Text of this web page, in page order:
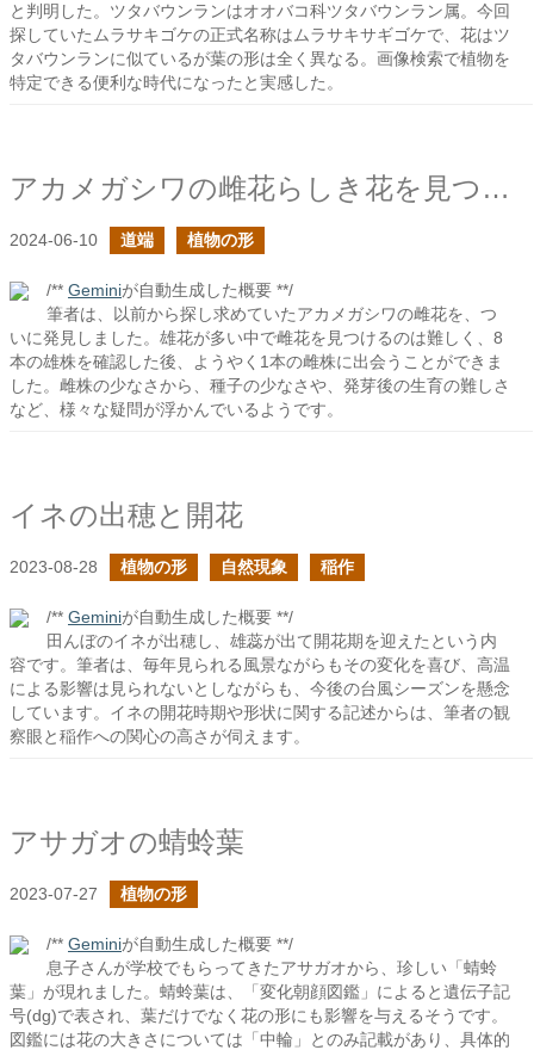
と判明した。ツタバウンランはオオバコ科ツタバウンラン属。今回
探していたムラサキゴケの正式名称はムラサキサギゴケで、花はツ
タバウンランに似ているが葉の形は全く異なる。画像検索で植物を
特定できる便利な時代になったと実感した。
アカメガシワの雌花らしき花を見つけた
2024-06-10 道端 植物の形
/** Geminiが自動生成した概要 **/
筆者は、以前から探し求めていたアカメガシワの雌花を、つ
いに発見しました。雄花が多い中で雌花を見つけるのは難しく、8
本の雄株を確認した後、ようやく1本の雌株に出会うことができま
した。雌株の少なさから、種子の少なさや、発芽後の生育の難しさ
など、様々な疑問が浮かんでいるようです。
イネの出穂と開花
2023-08-28 植物の形 自然現象 稲作
/** Geminiが自動生成した概要 **/
田んぼのイネが出穂し、雄蕊が出て開花期を迎えたという内
容です。筆者は、毎年見られる風景ながらもその変化を喜び、高温
による影響は見られないとしながらも、今後の台風シーズンを懸念
しています。イネの開花時期や形状に関する記述からは、筆者の観
察眼と稲作への関心の高さが伺えます。
アサガオの蜻蛉葉
2023-07-27 植物の形
/** Geminiが自動生成した概要 **/
息子さんが学校でもらってきたアサガオから、珍しい「蜻蛉
葉」が現れました。蜻蛉葉は、「変化朝顔図鑑」によると遺伝子記
号(dg)で表され、葉だけでなく花の形にも影響を与えるそうです。
図鑑には花の大きさについては「中輪」とのみ記載があり、具体的